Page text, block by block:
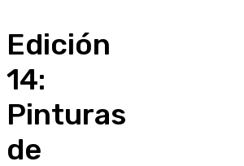
Edición
14:
Pinturas
de